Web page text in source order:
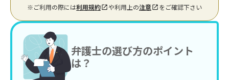
※ご利用の際には利用規約 や利用上の注意 をご確認下さい
弁護士の選び方のポイント
は？